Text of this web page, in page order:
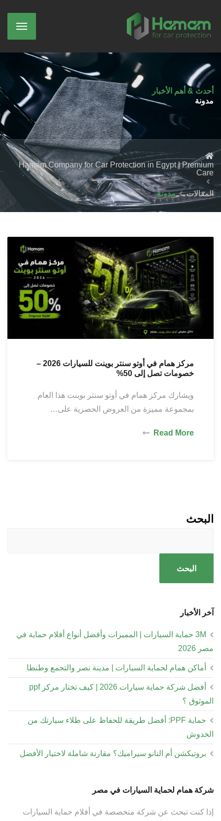
أحدث & أهم الأخبار
مدونة
Hamam Company for Car Protection in Egypt | Premium
Care
المقالات مدونة
مركز همام في أوتو سنتر بوينت للسيارات 2026 –
خصومات تصل إلى 50%
ويشارك مركز همام في أوتو سنتر بوينت هذا العام
بمجموعة مميزة من العروض الحصرية على…
Read More
البحث
البحث
آخر الأخبار
3M حماية السيارات | المميزات وأفضل أنواع أفلام حماية في
مصر 2026
أماكن همام لحماية السيارات | مدينة نصر والتجمع وطنطا
أفضل شركة حماية سيارات 2026 | كيف تختار مركز ppf
الموثوق ؟
حماية PPF: أفضل طريقة للحفاظ على طلاء سيارتك من
الخدوش
بروتيكشن أم النانو سيراميك؟ مقارنة شاملة لاختيار الأفضل
شركة همام لحماية السيارات في مصر
إذا كنت تبحث عن شركة متخصصة في أفلام حماية السيارات